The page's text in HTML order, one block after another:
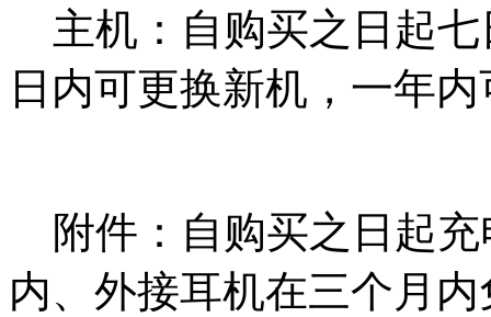
主机：自购买之日起七
日内可更换新机，一年
附件：自购买之日起充
内、外接耳机在三个月